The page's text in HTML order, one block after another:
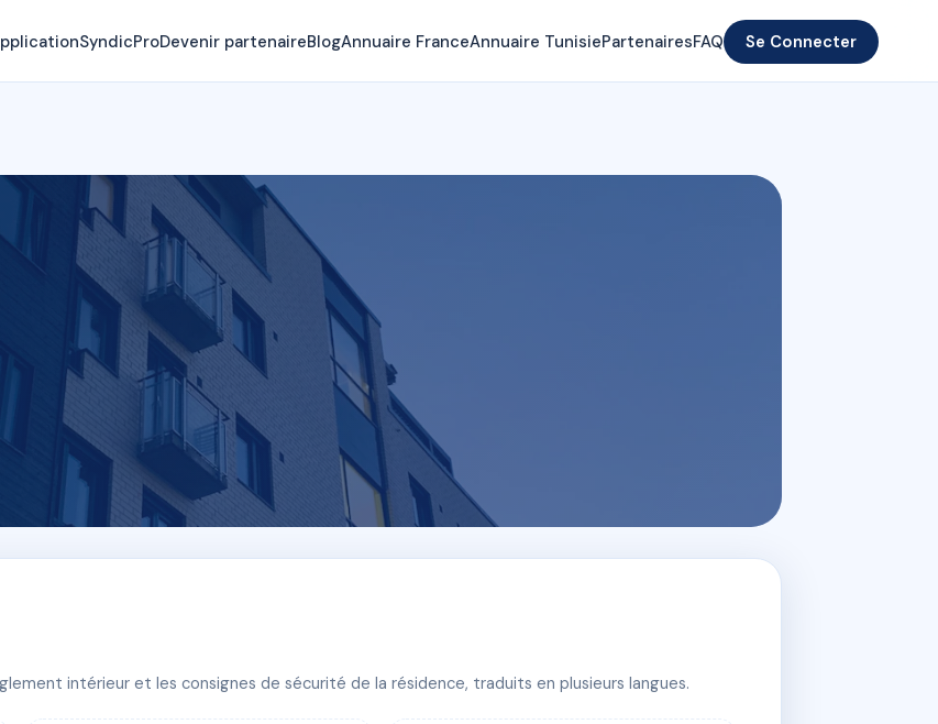
SyndicProDevenir partenaireBlogAnnuaire FranceAnnuaire TunisiePartenairesFAQ Se Connecter
intérieur et les consignes de sécurité de la résidence, traduits en plusieurs langues.